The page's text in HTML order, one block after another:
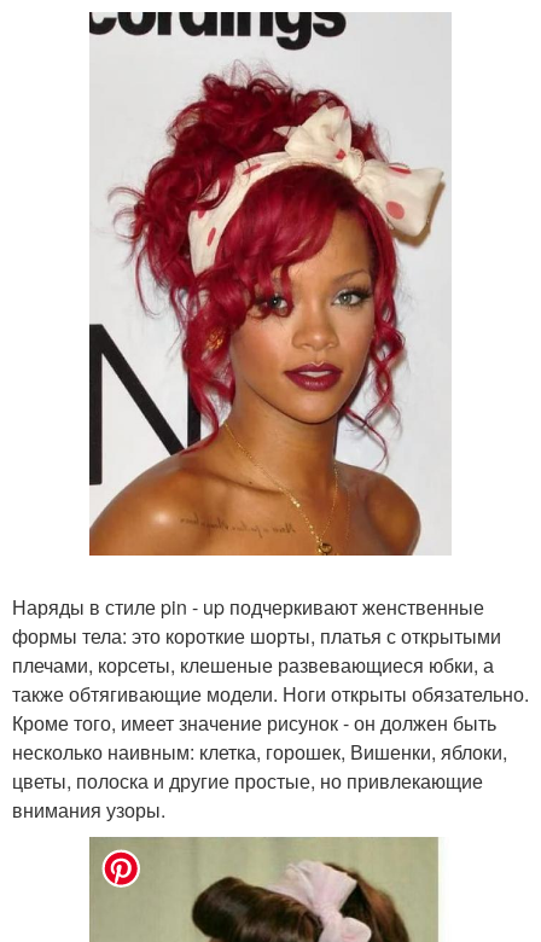
Наряды в стиле pin - up подчеркивают женственные
формы тела: это короткие шорты, платья с открытыми
плечами, корсеты, клешеные развевающиеся юбки, а
также обтягивающие модели. Ноги открыты обязательно.
Кроме того, имеет значение рисунок - он должен быть
несколько наивным: клетка, горошек, Вишенки, яблоки,
цветы, полоска и другие простые, но привлекающие
внимания узоры.